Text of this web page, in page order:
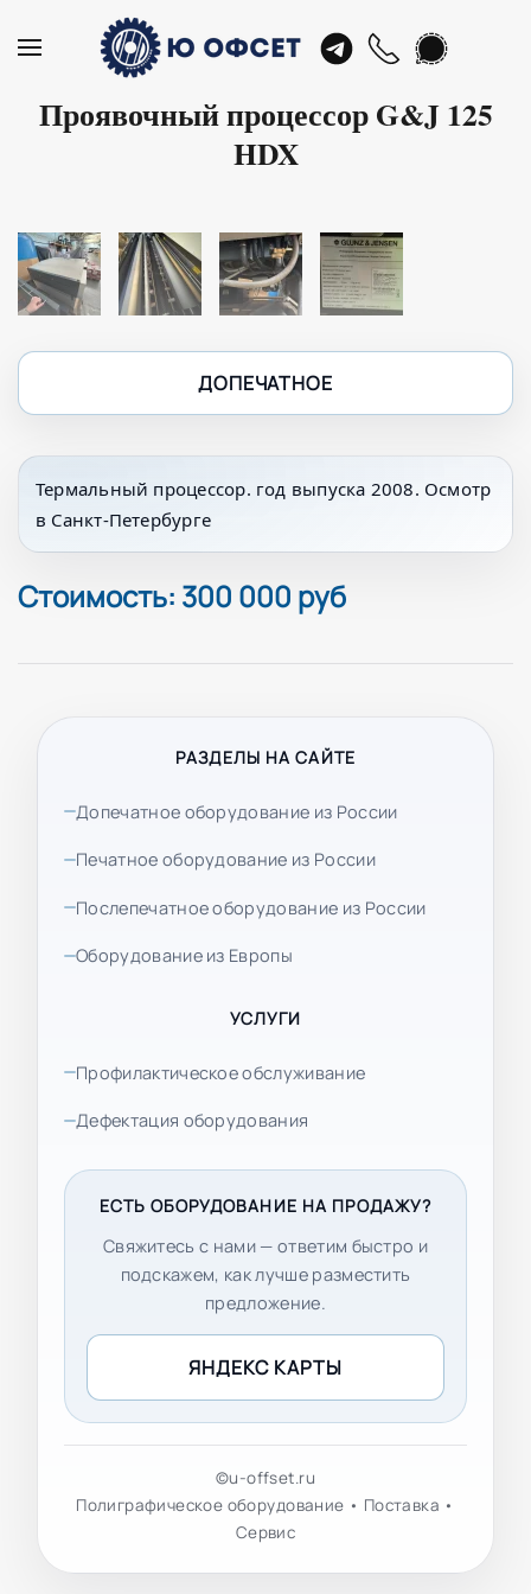
main
Проявочный процессор G&J 125
HDX
ДОПЕЧАТНОЕ
Термальный процессор. год выпуска 2008. Осмотр
в Санкт-Петербурге
Стоимость: 300 000 руб
РАЗДЕЛЫ НА САЙТЕ
Допечатное оборудование из России
Печатное оборудование из России
Послепечатное оборудование из России
Оборудование из Европы
УСЛУГИ
Профилактическое обслуживание
Дефектация оборудования
ЕСТЬ ОБОРУДОВАНИЕ НА ПРОДАЖУ?
Свяжитесь с нами — ответим быстро и
подскажем, как лучше разместить
предложение.
ЯНДЕКС КАРТЫ
©u-offset.ru
Полиграфическое оборудование • Поставка •
Сервис